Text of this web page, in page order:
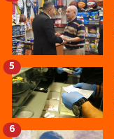
5
6